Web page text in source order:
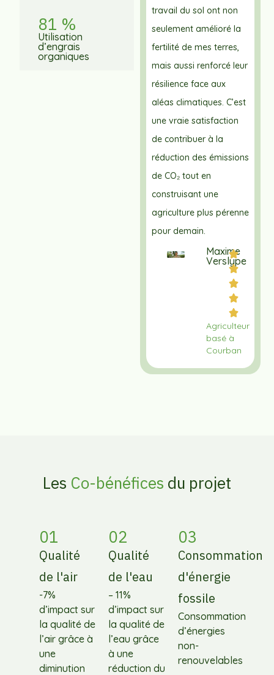
81 %
Utilisation
d’engrais
organiques
travail du sol ont non
seulement amélioré la
fertilité de mes terres,
mais aussi renforcé leur
résilience face aux
aléas climatiques. C’est
une vraie satisfaction
de contribuer à la
réduction des émissions
de CO₂ tout en
construisant une
agriculture plus pérenne
pour demain.
Maxime
Verslype
Agriculteur
basé à
Courban
Les Co-bénéfices du projet
01
Qualité
de l'air
-7%
d’impact sur
la qualité de
l’air grâce à
une
diminution
02
Qualité
de l'eau
– 11%
d’impact sur
la qualité de
l’eau grâce
à une
réduction du
03
Consommation
d'énergie
fossile
Consommation
d’énergies
non-
renouvelables